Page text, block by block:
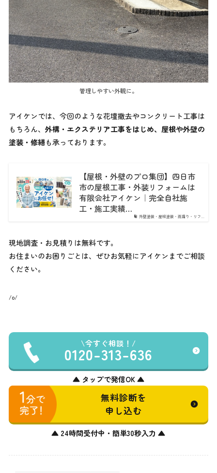
管理しやすい外観に。
アイケンでは、今回のような花壇撤去やコンクリート工事は
もちろん、 外構・エクステリア工事をはじめ、屋根や外壁の
塗装・修繕も承っております。
外壁塗装・屋根塗装・雨漏り・リフ…
【屋根・外壁のプロ集団】四日市
市の屋根工事・外装リフォームは
有限会社アイケン｜完全自社施
工・施工実績…
現地調査・お見積りは無料です。
お住まいのお困りごとは、ぜひお気軽にアイケンまでご相談
ください。
/o/
今すぐ相談！
0120-313-636
▲ タップで発信OK ▲
無料診断を
申し込む
▲ 24時間受付中・簡単30秒入力 ▲